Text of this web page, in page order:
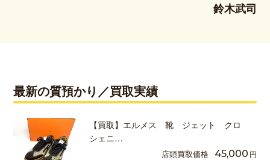
鈴木武司
最新の質預かり／買取実績
【買取】エルメス 靴 ジェット クロ
シェニ…
店頭買取価格 45,000 円